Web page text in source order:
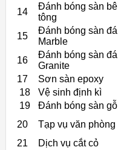
14
Đánh bóng sàn bê
tông
15
Đánh bóng sàn đá
Marble
16
Đánh bóng sàn đá
Granite
17
Sơn sàn epoxy
18
Vệ sinh định kì
19
Đánh bóng sàn gỗ
20
Tạp vụ văn phòng
21
Dịch vụ cắt cỏ